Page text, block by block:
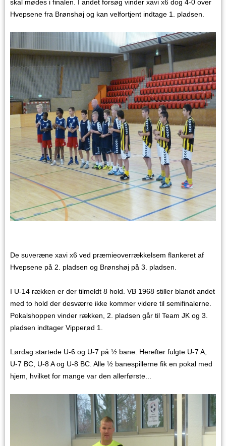
skal mødes i finalen. I andet forsøg vinder xavi x6 dog 4-0 over
Hvepsene fra Brønshøj og kan velfortjent indtage 1. pladsen.
De suveræne xavi x6 ved præmieoverrækkelsem flankeret af
Hvepsene på 2. pladsen og Brønshøj på 3. pladsen.
I U-14 rækken er der tilmeldt 8 hold. VB 1968 stiller blandt andet
med to hold der desværre ikke kommer videre til semifinalerne.
Pokalshoppen vinder rækken, 2. pladsen går til Team JK og 3.
pladsen indtager Vipperød 1.
Lørdag startede U-6 og U-7 på ½ bane. Herefter fulgte U-7 A,
U-7 BC, U-8 A og U-8 BC. Alle ½ banespillerne fik en pokal med
hjem, hvilket for mange var den allerførste...